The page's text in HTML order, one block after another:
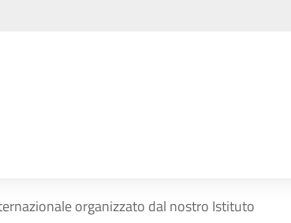
organizzato dal nostro Istituto